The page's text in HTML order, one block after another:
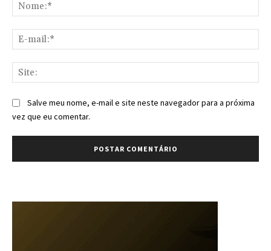
Salve meu nome, e-mail e site neste navegador para a próxima
vez que eu comentar.